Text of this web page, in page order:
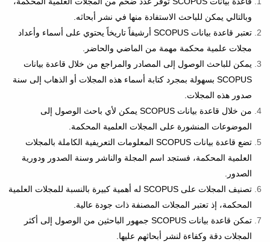
وبالتالي يمكن للباحث الاستفادة منها في نشر أبحاثه.
تعتبر قاعدة بيانات SCOPUS أرشيفاً تاريخاً يحتوي على أسماء وأعداد
مجلات علمية محكمة مهمة من الماضي والحاضر.
يمكن للباحث الوصول إلى المصادر والمراجع من خلال قاعدة بيانات
SCOPUS بسهولة بمجرد كتابة أسماء هذه المجلات أو الذهاب إلى سنة
صدور هذه المجلات.
من خلال قاعدة بيانات SCOPUS يمكن لأي باحث الوصول إلى
الموضوعات المنشورة على المجلات العلمية المحكمة.
تضع قاعدة بيانات SCOPUS المعلومات التعريفية الكاملة بالمجلات
العلمية المحكمة، فستجد اسم المجلة والناشر وسنة الصدور ودورية
الصدور.
تصنيف المجلات على SCOPUS له أهمية كبيرة بالنسبة للمجلات العلمية
المحكمة، إذ تعتبر المجلات المصنفة ذات جودة عالية.
تمكن قاعدة بيانات SCOPUS جمهور الباحثين من الوصول إلى أكثر
المجلات دقة وكفاءة لنشر أبحاثهم عليها.